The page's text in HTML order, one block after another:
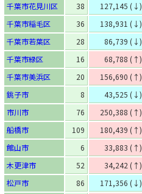
千葉市花見川区
38 127,145 (↓)
千葉市稲毛区
36 138,931 (↓)
千葉市若葉区
28 86,739 (↓)
千葉市緑区
16 68,788 (↑)
千葉市美浜区
20 156,690 (↑)
銚子市
8 43,525 (↓)
市川市
76 250,388 (↑)
船橋市
109 180,439 (↑)
館山市
6 33,883 (↑)
木更津市
52 34,242 (↑)
松戸市
86 171,356 (↓)